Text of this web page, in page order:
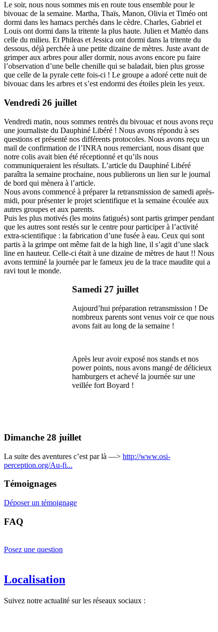
Le soir, nous nous sommes mis en route tous ensemble pour le
bivouac de la semaine. Martha, Thaïs, Manon, Olivia et Timéo ont
dormi dans les hamacs perchés dans le cèdre. Charles, Gabriel et
Louis ont dormi dans la tritente la plus haute. Julien et Mattéo dans
celle du milieu. Et Phileas et Jessica ont dormi dans la tritente du
dessous, déjà perchée à une petite dizaine de mètres. Juste avant de
grimper aux arbres pour aller dormir, nous avons encore pu faire
l’observation d’une belle chenille qui se baladait, bien plus grosse
que celle de la pyrale cette fois-ci ! Le groupe a adoré cette nuit de
bivouac dans les arbres et s’est endormi des étoiles plein les yeux.
Vendredi 26 juillet
Vendredi matin, nous sommes rentrés du bivouac et nous avons reçu
une journaliste du Dauphiné Libéré ! Nous avons répondu à ses
questions et présenté nos différents protocoles. Nous avons reçu un
mail de confirmation de l’INRA nous remerciant, nous disant que
notre colis avait bien été réceptionné et qu’ils nous
communiqueraient les résultats. L’article du Dauphiné Libéré
paraîtra la semaine prochaine, nous publierons un lien sur le journal
de bord qui mènera à l’article.
Nous avons commencé à préparer la retransmission de samedi après-
midi, pour présenter le projet scientifique et la semaine écoulée aux
autres groupes et aux parents.
Puis les plus motivés (les moins fatigués) sont partis grimper pendant
que les autres sont restés sur le centre pour participer à l’activité
extra-scientifique : la fabrication d’une fusée à eau. Ceux qui sont
partis à la grimpe ont même fait de la high line, il s’agit d’une slack
line en hauteur. Celle-ci était à une dizaine de mètres de haut !! Nous
avons terminé la journée par le fameux jeu de la trace maudite qui a
ravi tout le monde.
Samedi 27 juillet
Aujourd’hui préparation retransmission ! De
nombreux parents sont venus voir ce que nous
avons fait au long de la semaine !
Après leur avoir exposé nos stands et nos
power points, nous avons mangé de délicieux
hamburgers et achevé la journée sur une
veillée fort Boyard !
Dimanche 28 juillet
La suite des aventures c’est par là —> http://www.osi-
perception.org/Au-fi...
Témoignages
Déposer un témoignage
FAQ
Posez une question
Localisation
Suivez notre actualité sur les réseaux sociaux :